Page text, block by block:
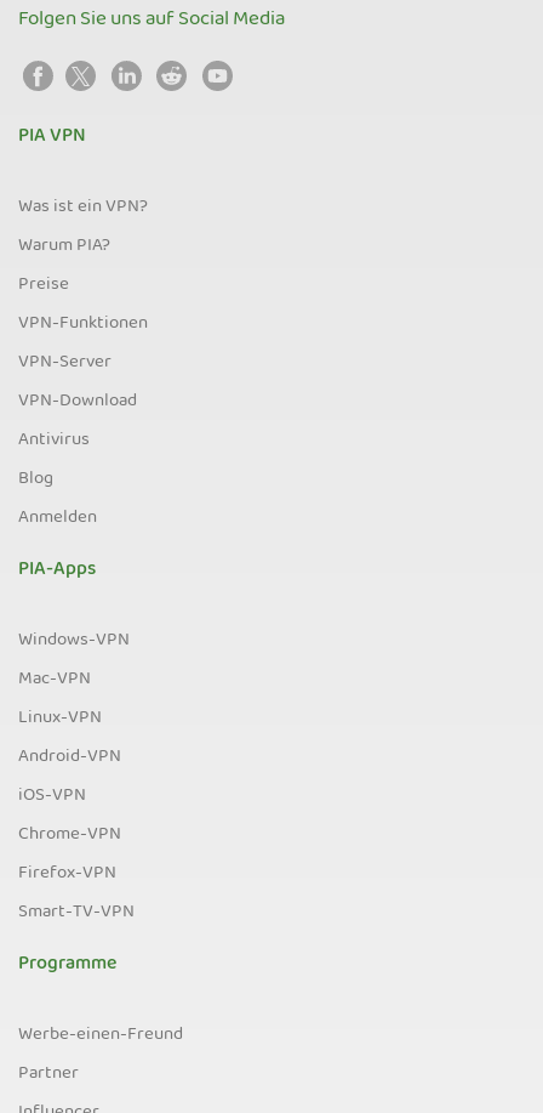
Folgen Sie uns auf Social Media
PIA VPN
Was ist ein VPN?
Warum PIA?
Preise
VPN-Funktionen
VPN-Server
VPN-Download
Antivirus
Blog
Anmelden
PIA-Apps
Windows-VPN
Mac-VPN
Linux-VPN
Android-VPN
iOS-VPN
Chrome-VPN
Firefox-VPN
Smart-TV-VPN
Programme
Werbe-einen-Freund
Partner